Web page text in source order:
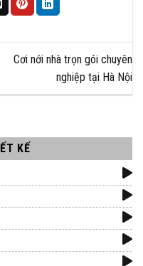
KẾ
Cơi nới nhà trọn gói chuyên
nghiệp tại Hà Nội